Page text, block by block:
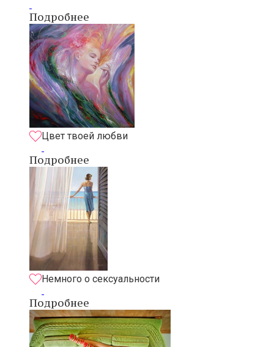
Подробнее
Цвет твоей любви
Подробнее
Немного о сексуальности
Подробнее